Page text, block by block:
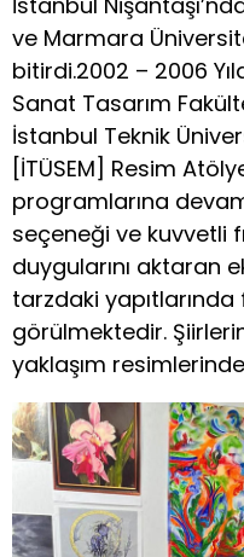
ve Marmara
bitirdi.2002 – 2006
Sanat Tasarım
İstanbul Teknik
[İTÜSEM] Resim
programlarına
seçeneği ve kuvvetli
duygularını aktaran
tarzdaki
görülmektedir.
yaklaşım